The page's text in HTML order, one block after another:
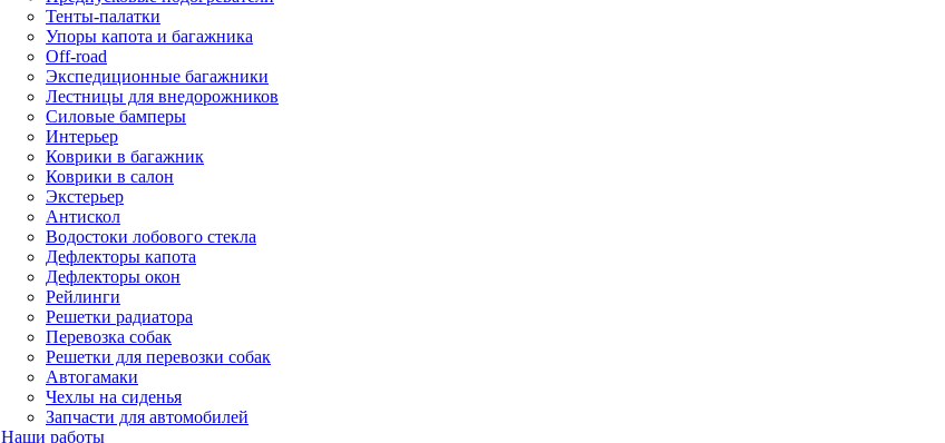
Тенты-палатки
Упоры капота и багажника
Off-road
Экспедиционные багажники
Лестницы для внедорожников
Силовые бамперы
Интерьер
Коврики в багажник
Коврики в салон
Экстерьер
Антискол
Водостоки лобового стекла
Дефлекторы капота
Дефлекторы окон
Рейлинги
Решетки радиатора
Перевозка собак
Решетки для перевозки собак
Автогамаки
Чехлы на сиденья
Запчасти для автомобилей
Наши работы